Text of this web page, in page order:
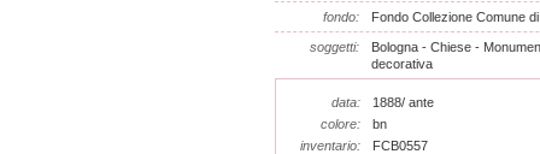
fondo: Fondo Collezione Comune
soggetti:
Bologna - Chiese -
decorativa
data:
1888/ ante
colore:
bn
inventario:
FCB0557